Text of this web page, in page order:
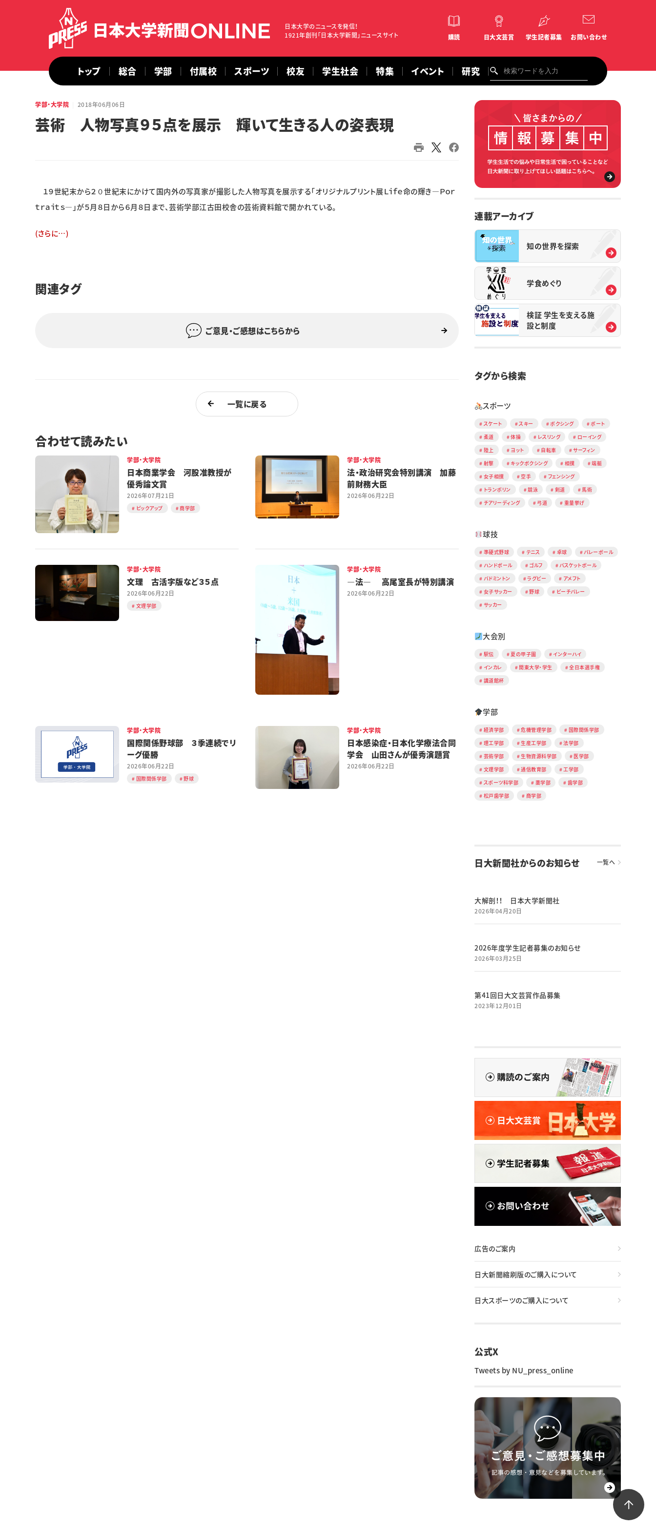
日本大学のニュースを発信！
1921年創刊「日本大学新聞」ニュースサイト
購読 日大文芸賞 学生記者募集 お問い合わせ
トップ 総合 学部 付属校 スポーツ 校友 学生社会 特集 イベント 研究
学部・大学院 2018年06月06日
芸術 人物写真９５点を展示 輝いて生きる人の姿表現
１９世紀末から２０世紀末にかけて国内外の写真家が撮影した人物写真を展示する「オリジナルプリント展Ｌｉｆｅ命の輝き―Ｐｏｒ
ｔｒａｉｔｓ―」が５月８日から６月８日まで、芸術学部江古田校舎の芸術資料館で開かれている。
(さらに…)
関連タグ
ご意見・ご感想はこちらから
一覧に戻る
合わせて読みたい
学部・大学院
日本商業学会 河股准教授が
優秀論文賞
2026年07月21日
ピックアップ 商学部
学部・大学院
法・政治研究会特別講演 加藤
前財務大臣
2026年06月22日
学部・大学院
文理 古活字版など３５点
2026年06月22日
文理学部
学部・大学院
―法― 高尾室長が特別講演
2026年06月22日
学部・大学院
国際関係野球部 ３季連続でリ
ーグ優勝
2026年06月22日
国際関係学部 野球
学部・大学院
日本感染症・日本化学療法合同
学会 山田さんが優秀演題賞
2026年06月22日
連載アーカイブ
知の世界を探索
学食めぐり
検証 学生を支える施
設と制度
タグから検索
スポーツ
スケート スキー ボクシング
ボート
柔道
体操 レスリング
ローイング
陸上
ヨット 自転車
サーフィン
射撃
キックボクシング 相撲
端艇
女子相撲
空手
フェンシング
トランポリン
競泳 剣道
馬術
チアリーディング
弓道 重量挙げ
球技
準硬式野球 テニス 卓球
バレーボール
ハンドボール
ゴルフ
バスケットボール
バドミントン
ラグビー
アメフト
女子サッカー
野球
ビーチバレー
サッカー
大会別
駅伝 夏の甲子園
インターハイ
インカレ
関東大学・学生
全日本選手権
講道館杯
学部
経済学部 危機管理学部
国際関係学部
理工学部
生産工学部
法学部
芸術学部
生物資源科学部
医学部
文理学部
通信教育部
工学部
スポーツ科学部
薬学部
歯学部
松戸歯学部
商学部
日大新聞社からのお知らせ 一覧へ
大解剖！！ 日本大学新聞社
2026年04月20日
2026年度学生記者募集のお知らせ
2026年03月25日
第41回日大文芸賞作品募集
2023年12月01日
広告のご案内
日大新聞縮刷版のご購入について
日大スポーツのご購入について
公式X
Tweets by NU_press_online